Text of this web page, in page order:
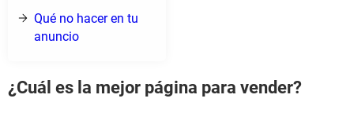
Qué no hacer en tu
anuncio
¿Cuál es la mejor página para vender?